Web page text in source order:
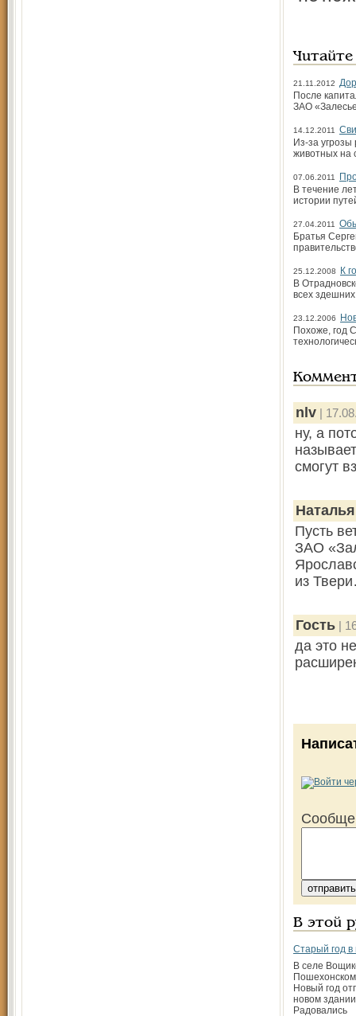
21.11.2012
После
ЗАО
14.12.2011
Из-за
животных на
07.06.2011
В течение
истории
27.04.2011
Братья
25.12.2008
К
В
всех
23.12.2006
Похоже, год
nlv |
ну, а
смогут
Наталья
Пусть
ЗАО
из
Гость |
да это
В этой
Старый год в
В селе
Новый год
новом
Радовались